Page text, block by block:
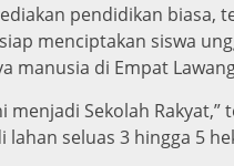
pendidikan biasa,
menciptakan siswa
manusia di Empat
Sekolah Rakyat,”
seluas 3 hingga 5